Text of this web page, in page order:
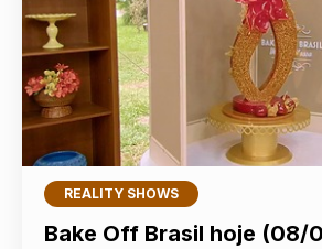
REALITY SHOWS
Bake Off Brasil hoje (08/